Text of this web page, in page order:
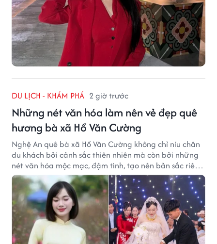
DU LỊCH - KHÁM PHÁ 2 giờ trước
Những nét văn hóa làm nên vẻ đẹp quê
hương bà xã Hồ Văn Cường
Nghệ An quê bà xã Hồ Văn Cường không chỉ níu chân
du khách bởi cảnh sắc thiên nhiên mà còn bởi những
nét văn hóa mộc mạc, đậm tình, tạo nên bản sắc riêng
của vùng đất xứ Nghệ.